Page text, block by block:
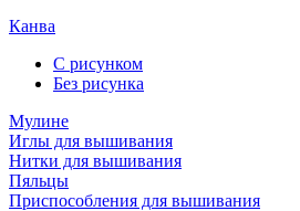
Канва
С рисунком
Без рисунка
Мулине
Иглы для вышивания
Нитки для вышивания
Пяльцы
Приспособления для вышивания